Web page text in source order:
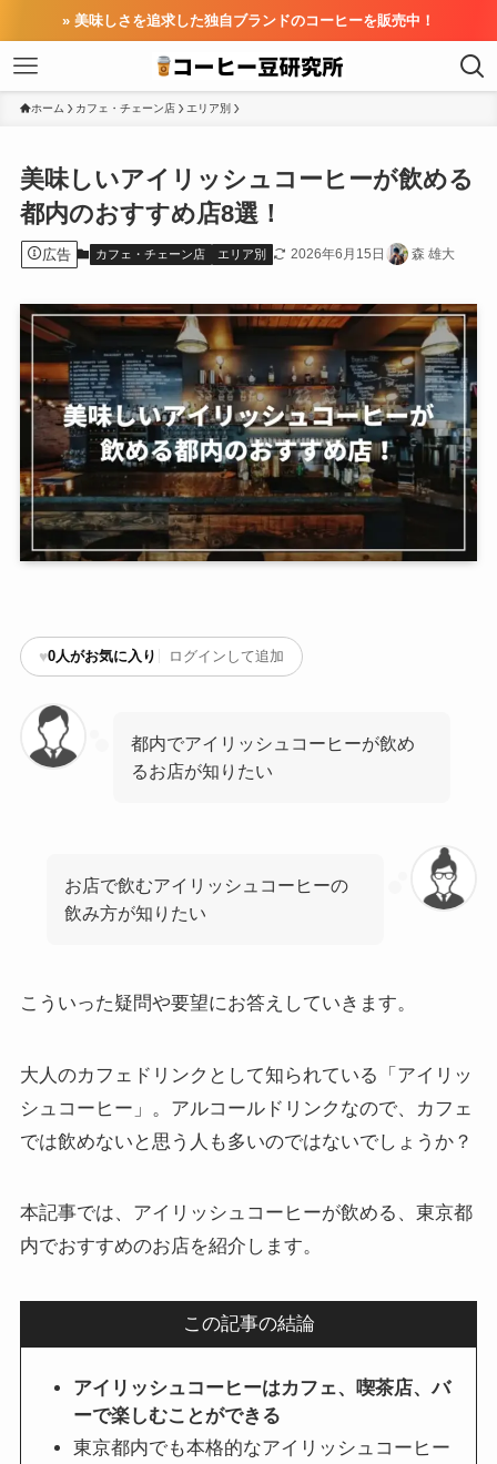
» 美味しさを追求した独自ブランドのコーヒーを販売中！
ホーム カフェ・チェーン店 エリア別
美味しいアイリッシュコーヒーが飲める
都内のおすすめ店8選！
広告 カフェ・チェーン店 エリア別 2026年6月15日 森 雄大
♥0人がお気に入り ログインして追加
都内でアイリッシュコーヒーが飲め
るお店が知りたい
お店で飲むアイリッシュコーヒーの
飲み方が知りたい
こういった疑問や要望にお答えしていきます。
大人のカフェドリンクとして知られている「アイリッ
シュコーヒー」。アルコールドリンクなので、カフェ
では飲めないと思う人も多いのではないでしょうか？
本記事では、アイリッシュコーヒーが飲める、東京都
内でおすすめのお店を紹介します。
この記事の結論
アイリッシュコーヒーはカフェ、喫茶店、バ
ーで楽しむことができる
東京都内でも本格的なアイリッシュコーヒー